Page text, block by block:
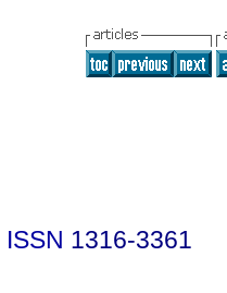
ISSN 1316-3361